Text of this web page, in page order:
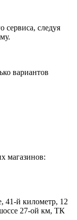
сервиса, следуя
вариантов
магазинов:
41-й километр, 12
27-ой км, ТК